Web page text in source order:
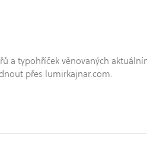
a typohříček věnovaných
přes lumirkajnar.com.